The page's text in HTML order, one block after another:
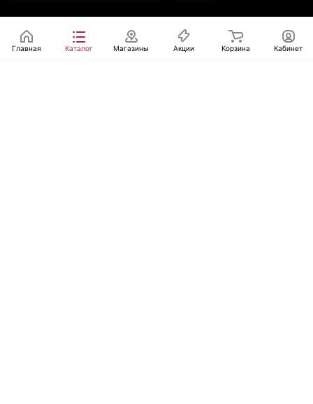
Главная Каталог Магазины Акции Корзина Кабинет